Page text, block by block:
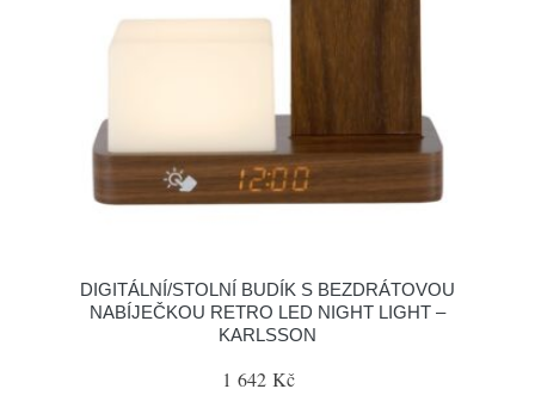
DIGITÁLNÍ/STOLNÍ BUDÍK S BEZDRÁTOVOU
NABÍJEČKOU RETRO LED NIGHT LIGHT –
KARLSSON
1 642 Kč